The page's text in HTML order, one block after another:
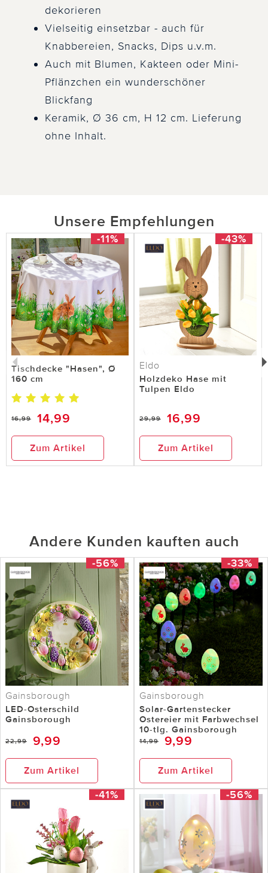
dekorieren
Vielseitig einsetzbar - auch für
Knabbereien, Snacks, Dips u.v.m.
Auch mit Blumen, Kakteen oder Mini-
Pflänzchen ein wunderschöner
Blickfang
Keramik, Ø 36 cm, H 12 cm. Lieferung
ohne Inhalt.
Unsere Empfehlungen
-11%
Tischdecke "Hasen", Ø
160 cm
16,99 14,99
Zum Artikel
-43%
Eldo
Holzdeko Hase mit
Tulpen Eldo
29,99 16,99
Zum Artikel
Andere Kunden kauften auch
-56%
Gainsborough
LED-Osterschild
Gainsborough
22,99 9,99
Zum Artikel
-33%
Gainsborough
Solar-Gartenstecker
Ostereier mit Farbwechsel
10-tlg. Gainsborough
14,99 9,99
Zum Artikel
-41% -56%